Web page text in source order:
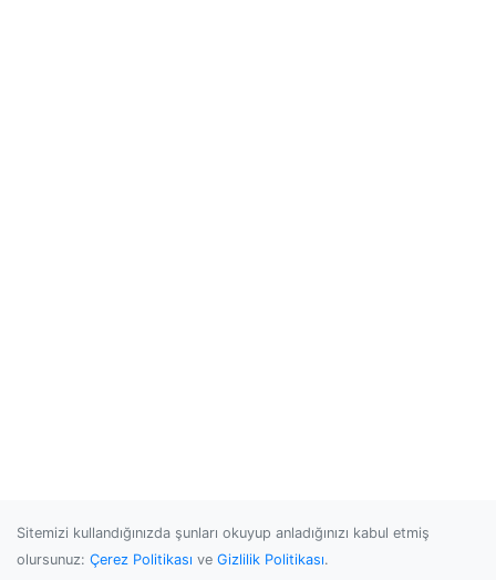
Sitemizi kullandığınızda şunları okuyup anladığınızı kabul etmiş
olursunuz: Çerez Politikası ve Gizlilik Politikası.